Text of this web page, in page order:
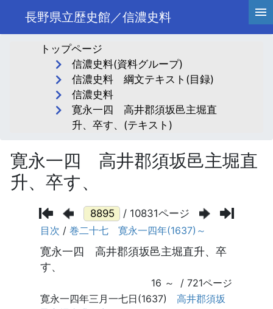
長野県立歴史館／信濃史料
トップページ
信濃史料(資料グループ)
信濃史料 綱文テキスト(目録)
信濃史料
寛永一四 高井郡須坂邑主堀直
升、卒す、(テキスト)
寛永一四 高井郡須坂邑主堀直
升、卒す、
/ 10831ページ